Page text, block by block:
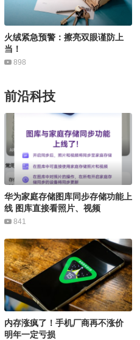
火绒紧急预警：擦亮双眼谨防上
当！
898
前沿科技
华为家庭存储图库同步存储功能上
线 图库直接看照片、视频
841
内存涨疯了！手机厂商再不涨价
明年一定亏损